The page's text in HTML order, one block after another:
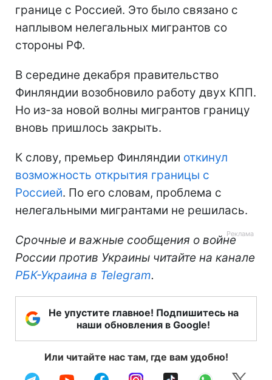
границе с Россией. Это было связано с
наплывом нелегальных мигрантов со
стороны РФ.
В середине декабря правительство
Финляндии возобновило работу двух КПП.
Но из-за новой волны мигрантов границу
вновь пришлось закрыть.
К слову, премьер Финляндии откинул
возможность открытия границы с
Россией. По его словам, проблема с
нелегальными мигрантами не решилась.
Срочные и важные сообщения о войне
России против Украины читайте на канале
РБК-Украина в Telegram.
Не упустите главное! Подпишитесь на
наши обновления в Google!
Или читайте нас там, где вам удобно!